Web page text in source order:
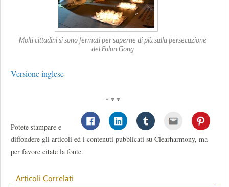
Molti cittadini si sono fermati per saperne di più sulla persecuzione
del Falun Gong
Versione inglese
* * *
Potete stampare e
diffondere gli articoli ed i contenuti pubblicati su Clearharmony, ma
per favore citate la fonte.
Articoli Correlati